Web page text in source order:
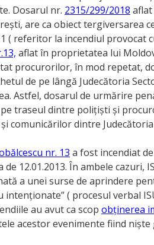
Dosarul nr. 2315/299/2018
are ca obiect tergiversarea
( referitor la incendiul provocat
aflat în proprietatea lui
procurorilor, în mod repetat,
de pe lângă Judecătoria
Astfel, dosarul de urmărire
traseul dintre polițiști și
comunicărilor dintre
nr. 13 a fost incendiat
12.01.2013. În ambele cazuri,
a unei surse de aprindere
( procesul verbal
au avut ca scop obținerea
acestor evenimente fiind